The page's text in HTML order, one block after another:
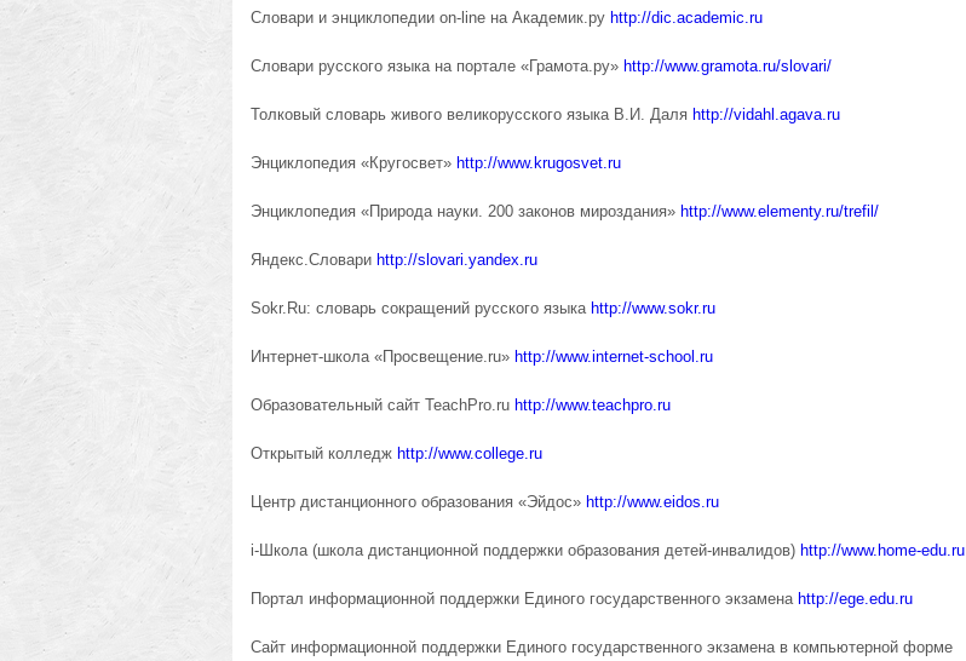
Словари и энциклопедии on-line на Академик.ру http://dic.academic.ru
Словари русского языка на портале «Грамота.ру» http://www.gramota.ru/slovari/
Толковый словарь живого великорусского языка В.И. Даля http://vidahl.agava.ru
Энциклопедия «Кругосвет» http://www.krugosvet.ru
Энциклопедия «Природа науки. 200 законов мироздания» http://www.elementy.ru/trefil/
Яндекс.Словари http://slovari.yandex.ru
Sokr.Ru: словарь сокращений русского языка http://www.sokr.ru
Интернет-школа «Просвещение.ru» http://www.internet-school.ru
Образовательный сайт TeachPro.ru http://www.teachpro.ru
Открытый колледж http://www.college.ru
Центр дистанционного образования «Эйдос» http://www.eidos.ru
i-Школа (школа дистанционной поддержки образования детей-инвалидов) http://www.home-edu.ru
Портал информационной поддержки Единого государственного экзамена http://ege.edu.ru
Сайт информационной поддержки Единого государственного экзамена в компьютерной форме